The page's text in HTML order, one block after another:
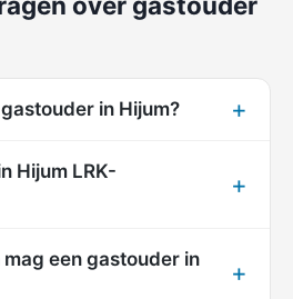
in Hijum?
Hijum LRK-
een gastouder in